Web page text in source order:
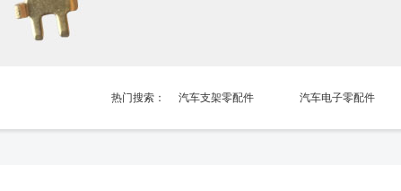
热门搜索： 汽车支架零配件 汽车电子零配件
汽车电池弹片